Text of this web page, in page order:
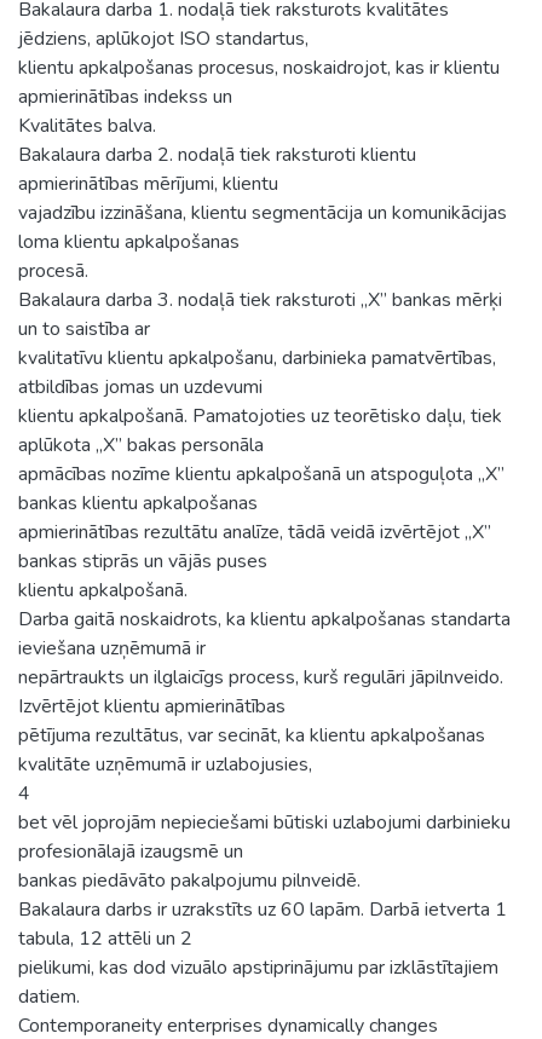
Bakalaura darba 1. nodaļā tiek raksturots kvalitātes
jēdziens, aplūkojot ISO standartus,
klientu apkalpošanas procesus, noskaidrojot, kas ir klientu
apmierinātības indekss un
Kvalitātes balva.
Bakalaura darba 2. nodaļā tiek raksturoti klientu
apmierinātības mērījumi, klientu
vajadzību izzināšana, klientu segmentācija un komunikācijas
loma klientu apkalpošanas
procesā.
Bakalaura darba 3. nodaļā tiek raksturoti „X” bankas mērķi
un to saistība ar
kvalitatīvu klientu apkalpošanu, darbinieka pamatvērtības,
atbildības jomas un uzdevumi
klientu apkalpošanā. Pamatojoties uz teorētisko daļu, tiek
aplūkota „X” bakas personāla
apmācības nozīme klientu apkalpošanā un atspoguļota „X”
bankas klientu apkalpošanas
apmierinātības rezultātu analīze, tādā veidā izvērtējot „X”
bankas stiprās un vājās puses
klientu apkalpošanā.
Darba gaitā noskaidrots, ka klientu apkalpošanas standarta
ieviešana uzņēmumā ir
nepārtraukts un ilglaicīgs process, kurš regulāri jāpilnveido.
Izvērtējot klientu apmierinātības
pētījuma rezultātus, var secināt, ka klientu apkalpošanas
kvalitāte uzņēmumā ir uzlabojusies,
4
bet vēl joprojām nepieciešami būtiski uzlabojumi darbinieku
profesionālajā izaugsmē un
bankas piedāvāto pakalpojumu pilnveidē.
Bakalaura darbs ir uzrakstīts uz 60 lapām. Darbā ietverta 1
tabula, 12 attēli un 2
pielikumi, kas dod vizuālo apstiprinājumu par izklāstītajiem
datiem.
Contemporaneity enterprises dynamically changes